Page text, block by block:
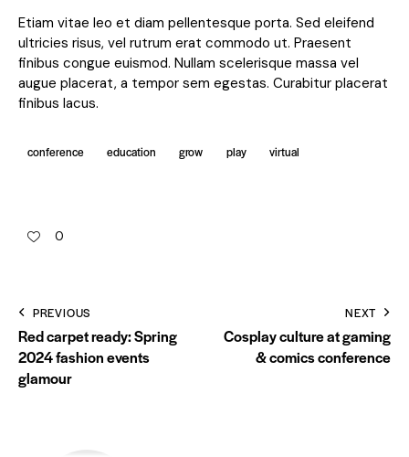
Etiam vitae leo et diam pellentesque porta. Sed eleifend
ultricies risus, vel rutrum erat commodo ut. Praesent
finibus congue euismod. Nullam scelerisque massa vel
augue placerat, a tempor sem egestas. Curabitur placerat
finibus lacus.
conference education grow play virtual
0
PREVIOUS
Red carpet ready: Spring
2024 fashion events
glamour
NEXT
Cosplay culture at gaming
& comics conference